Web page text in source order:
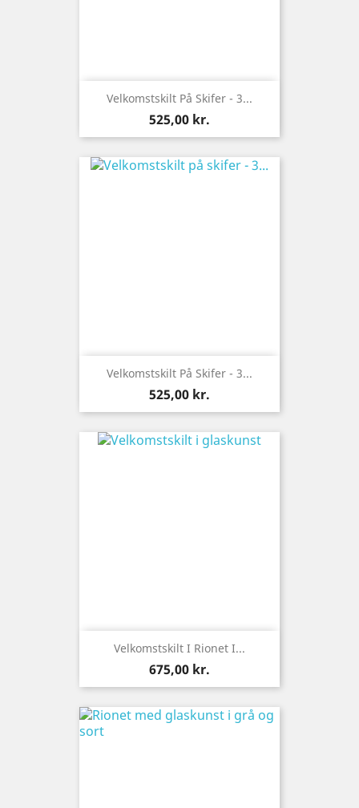
Velkomstskilt På Skifer - 3...
Pris
525,00 kr.
Velkomstskilt På Skifer - 3...
Pris
525,00 kr.
Velkomstskilt I Rionet I...
Pris
675,00 kr.